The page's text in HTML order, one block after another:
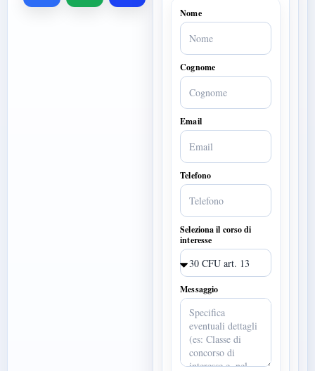
Nome
Cognome
Email
Telefono
Seleziona il corso di
interesse
Messaggio